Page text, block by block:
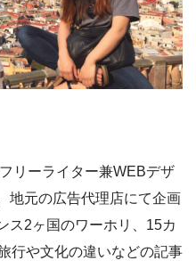
リーライター兼WEBデザ
地元の広告代理店にて企画
ス2ヶ国のワーホリ、15カ
行や文化の違いなどの記事